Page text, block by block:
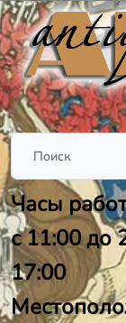
Часы
с 11:00 до
17:00